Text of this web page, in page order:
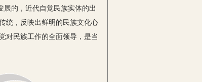
的，近代自觉民族实体的出
统，反映出鲜明的民族文化心
对民族工作的全面领导，是当